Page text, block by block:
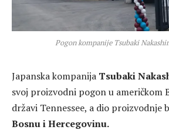
Pogon kompanije Tsubaki
Japanska kompanija Tsubaki
svoj proizvodni pogon u američkom
državi Tennessee, a dio proizvodnje
Bosnu i Hercegovinu.